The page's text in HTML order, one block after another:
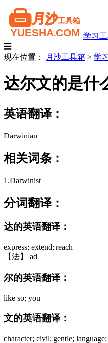
学习
☰
现在位置：
月沙工具箱 > 学
达尔文的是什
英语翻译：
Darwinian
相关词条：
1.Darwinist
分词翻译：
达的英语翻译：
express; extend; reach
【法】 ad
尔的英语翻译：
like so; you
文的英语翻译：
character; civil; gentle;